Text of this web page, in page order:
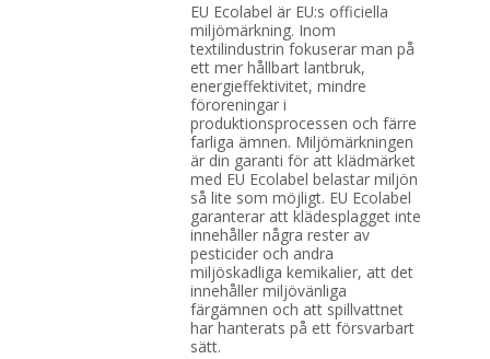
EU Ecolabel är EU:s officiella
miljömärkning. Inom
textilindustrin fokuserar man på
ett mer hållbart lantbruk,
energieffektivitet, mindre
föroreningar i
produktionsprocessen och färre
farliga ämnen. Miljömärkningen
är din garanti för att klädmärket
med EU Ecolabel belastar miljön
så lite som möjligt. EU Ecolabel
garanterar att klädesplagget inte
innehåller några rester av
pesticider och andra
miljöskadliga kemikalier, att det
innehåller miljövänliga
färgämnen och att spillvattnet
har hanterats på ett försvarbart
sätt.